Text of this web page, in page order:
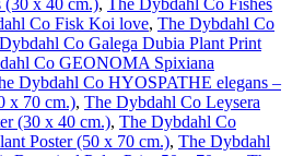
(30 x 40 cm.), The Dybdahl Co Fishes
Co Fisk Koi love, The Dybdahl Co
Co Galega Dubia Plant Print
Co GEONOMA Spixiana
Dybdahl Co HYOSPATHE elegans –
x 70 cm.), The Dybdahl Co Leysera
(30 x 40 cm.), The Dybdahl Co
Poster (50 x 70 cm.), The Dybdahl